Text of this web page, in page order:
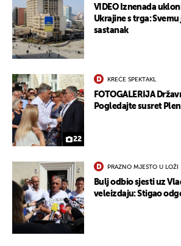
VIDEO Iznenada
Ukrajine s trga:
sastanak
22
KREĆE SPEKTAKL
FOTOGALERIJA
Pogledajte susret
PRAZNO MJESTO U LOŽI
Bulj odbio sjesti uz
veleizdaju: Stigao
UKLJUČITE